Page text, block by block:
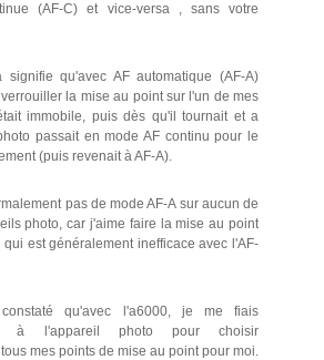
(AF-C) et vice-versa , sans votre
signifie qu'avec AF automatique (AF-A)
la mise au point sur l'un de mes
immobile, puis dès qu'il tournait et a
passait en mode AF continu pour le
(puis revenait à AF-A).
pas de mode AF-A sur aucun de
photo, car j'aime faire la mise au point
qui est généralement inefficace avec l'AF-
qu'avec l'a6000, je me fiais
à l'appareil photo pour choisir
mes points de mise au point pour moi.